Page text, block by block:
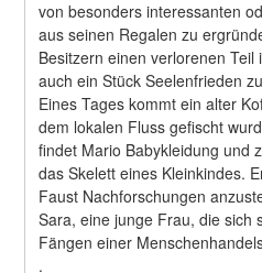
von besonders interessanten
aus seinen Regalen zu
Besitzern einen verlorenen
auch ein Stück Seelenfrieden
Eines Tages kommt ein alter
dem lokalen Fluss gefischt
findet Mario Babykleidung und
das Skelett eines Kleinkindes.
Faust Nachforschungen
Sara, eine junge Frau, die sich
Fängen einer
.